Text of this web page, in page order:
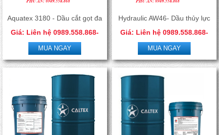
Aquatex 3180 - Dầu cắt gọt đa
kim pha nước
Giá: Liên hệ 0989.558.868-
0966.506.288
MUA NGAY
Hydraulic AW46- Dầu thủy lực
chống mài mòn
Giá: Liên hệ 0989.558.868-
0966.506.288
MUA NGAY